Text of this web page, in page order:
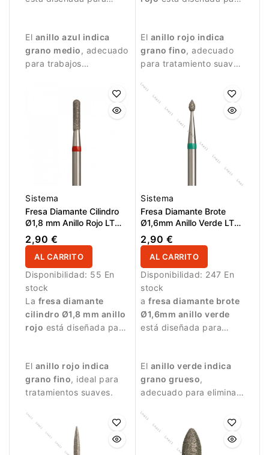
El anillo azul indica
grano medio, adecuado
para trabajos
tratamiento detallado
El anillo rojo indica
grano fino, adecuado
para tratamiento suave
la uña.
Sistema
Fresa Diamante Cilindro
Ø1,8 mm Anillo Rojo LT
8,0 mm
2,90 €
AL CARRITO
Disponibilidad: 55 En
stock
La fresa diamante
cilindro Ø1,8 mm anillo
rojo está diseñada para
El anillo rojo indica
grano fino, ideal para
tratamientos suaves.
Sistema
Fresa Diamante Brote
Ø1,6mm Anillo Verde LT
3,0mm
2,90 €
AL CARRITO
Disponibilidad: 247 En
stock
a fresa diamante brote
Ø1,6mm anillo verde
está diseñada para
pequeñas.
El anillo verde indica
grano grueso,
adecuado para eliminar
trabajos más intensivos.